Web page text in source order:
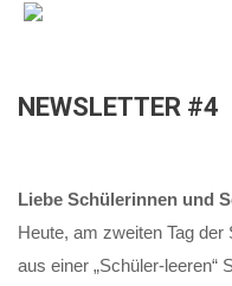
NEWSLETTER #4
Liebe Schülerinnen und
Heute, am zweiten Tag
aus einer „Schüler-leeren“